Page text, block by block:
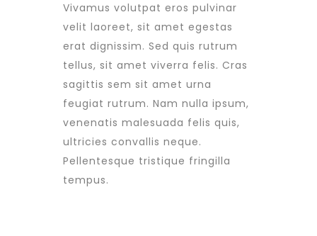
Vivamus volutpat eros pulvinar
velit laoreet, sit amet egestas
erat dignissim. Sed quis rutrum
tellus, sit amet viverra felis. Cras
sagittis sem sit amet urna
feugiat rutrum. Nam nulla ipsum,
venenatis malesuada felis quis,
ultricies convallis neque.
Pellentesque tristique fringilla
tempus.